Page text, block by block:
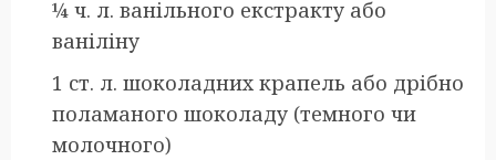
¼ ч. л. ванільного екстракту або
ваніліну
1 ст. л. шоколадних крапель або дрібно
поламаного шоколаду (темного чи
молочного)